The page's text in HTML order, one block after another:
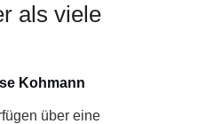
als viele
Kohmann
über eine